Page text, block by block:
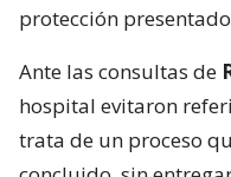
protección
Ante las consultas de
hospital evitaron
trata de un proceso